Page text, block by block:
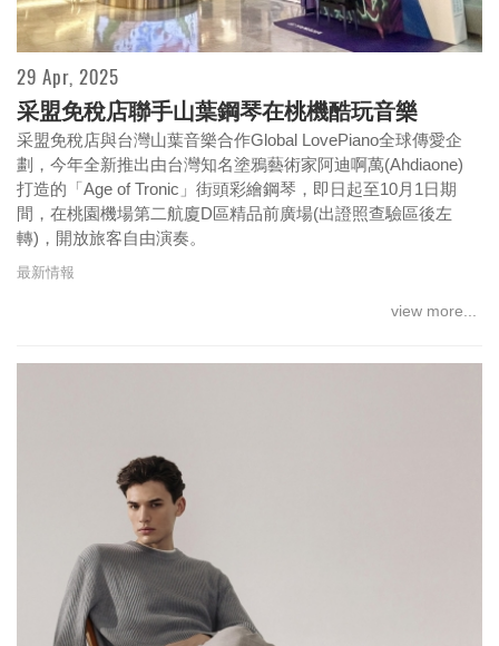
29 Apr, 2025
采盟免稅店聯手山葉鋼琴在桃機酷玩音樂
采盟免稅店與台灣山葉音樂合作Global LovePiano全球傳愛企
劃，今年全新推出由台灣知名塗鴉藝術家阿迪啊萬(Ahdiaone)
打造的「Age of Tronic」街頭彩繪鋼琴，即日起至10月1日期
間，在桃園機場第二航廈D區精品前廣場(出證照查驗區後左
轉)，開放旅客自由演奏。
最新情報
view more...
吉馬舞春 購物滿額優惠活動